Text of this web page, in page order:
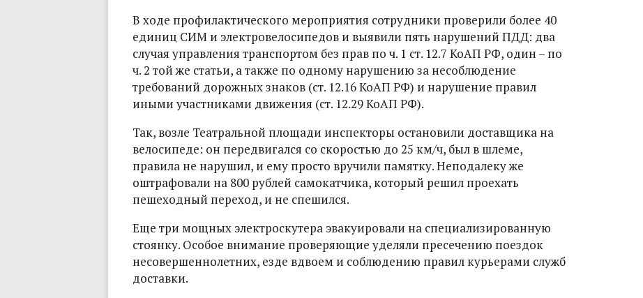
В ходе профилактического мероприятия сотрудники проверили более 40
единиц СИМ и электровелосипедов и выявили пять нарушений ПДД: два
случая управления транспортом без прав по ч. 1 ст. 12.7 КоАП РФ, один – по
ч. 2 той же статьи, а также по одному нарушению за несоблюдение
требований дорожных знаков (ст. 12.16 КоАП РФ) и нарушение правил
иными участниками движения (ст. 12.29 КоАП РФ).
Так, возле Театральной площади инспекторы остановили доставщика на
велосипеде: он передвигался со скоростью до 25 км/ч, был в шлеме,
правила не нарушил, и ему просто вручили памятку. Неподалеку же
оштрафовали на 800 рублей самокатчика, который решил проехать
пешеходный переход, и не спешился.
Еще три мощных электроскутера эвакуировали на специализированную
стоянку. Особое внимание проверяющие уделяли пресечению поездок
несовершеннолетних, езде вдвоем и соблюдению правил курьерами служб
доставки.